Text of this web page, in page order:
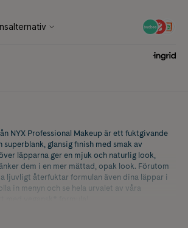
NYX Professional Makeup är ett fuktgivande
superblank, glansig finish med smak av
läpparna ger en mjuk och naturlig look,
dem i en mer mättad, opak look. Förutom
ljuvligt återfuktar formulan även dina läppar i
in menyn och se hela urvalet av våra
av animaliskt ursprung.